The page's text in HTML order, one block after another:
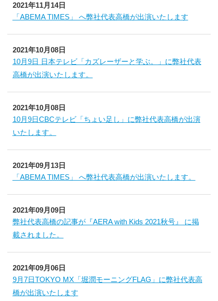
2021年11月14日
「ABEMA TIMES」 へ弊社代表高橋が出演いたします
2021年10月08日
10月9日 日本テレビ「カズレーザーと学ぶ。」に弊社代表
高橋が出演いたします。
2021年10月08日
10月9日CBCテレビ「ちょい足し」に弊社代表高橋が出演
いたします。
2021年09月13日
「ABEMA TIMES」 へ弊社代表高橋が出演いたします。
2021年09月09日
弊社代表高橋の記事が『AERA with Kids 2021秋号』 に掲
載されました。
2021年09月06日
9月7日TOKYO MX「堀潤モーニングFLAG」に弊社代表高
橋が出演いたします